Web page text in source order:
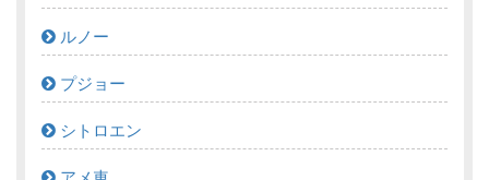
ルノー
プジョー
シトロエン